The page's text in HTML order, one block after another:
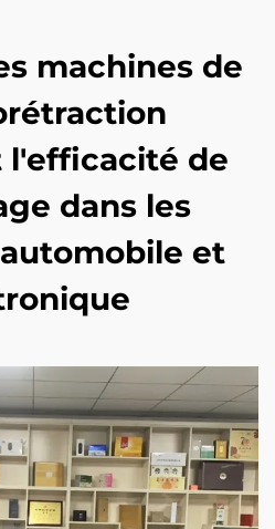
machines de
l'efficacité de
dans les
et